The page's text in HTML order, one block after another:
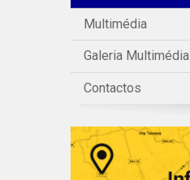
Multimédia
Galeria Multimédia
Contactos